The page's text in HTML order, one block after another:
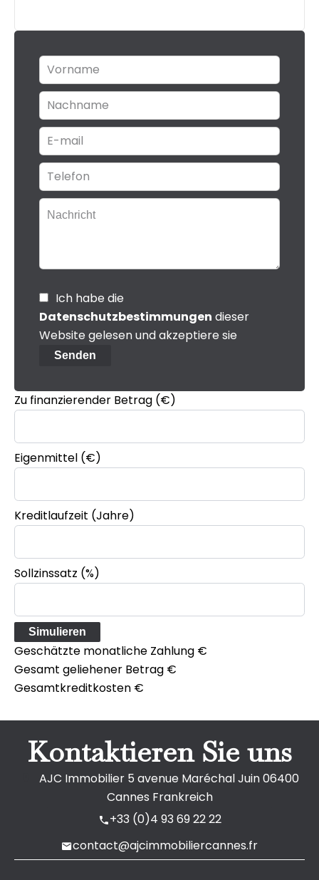
Ich habe die
Datenschutzbestimmungen dieser
Website gelesen und akzeptiere sie
Senden
Zu finanzierender Betrag (€)
Eigenmittel (€)
Kreditlaufzeit (Jahre)
Sollzinssatz (%)
Simulieren
Geschätzte monatliche Zahlung €
Gesamt geliehener Betrag €
Gesamtkreditkosten €
Kontaktieren Sie uns
AJC Immobilier5 avenue Maréchal Juin06400
Cannes Frankreich
+33 (0)4 93 69 22 22
contact@ajcimmobiliercannes.fr